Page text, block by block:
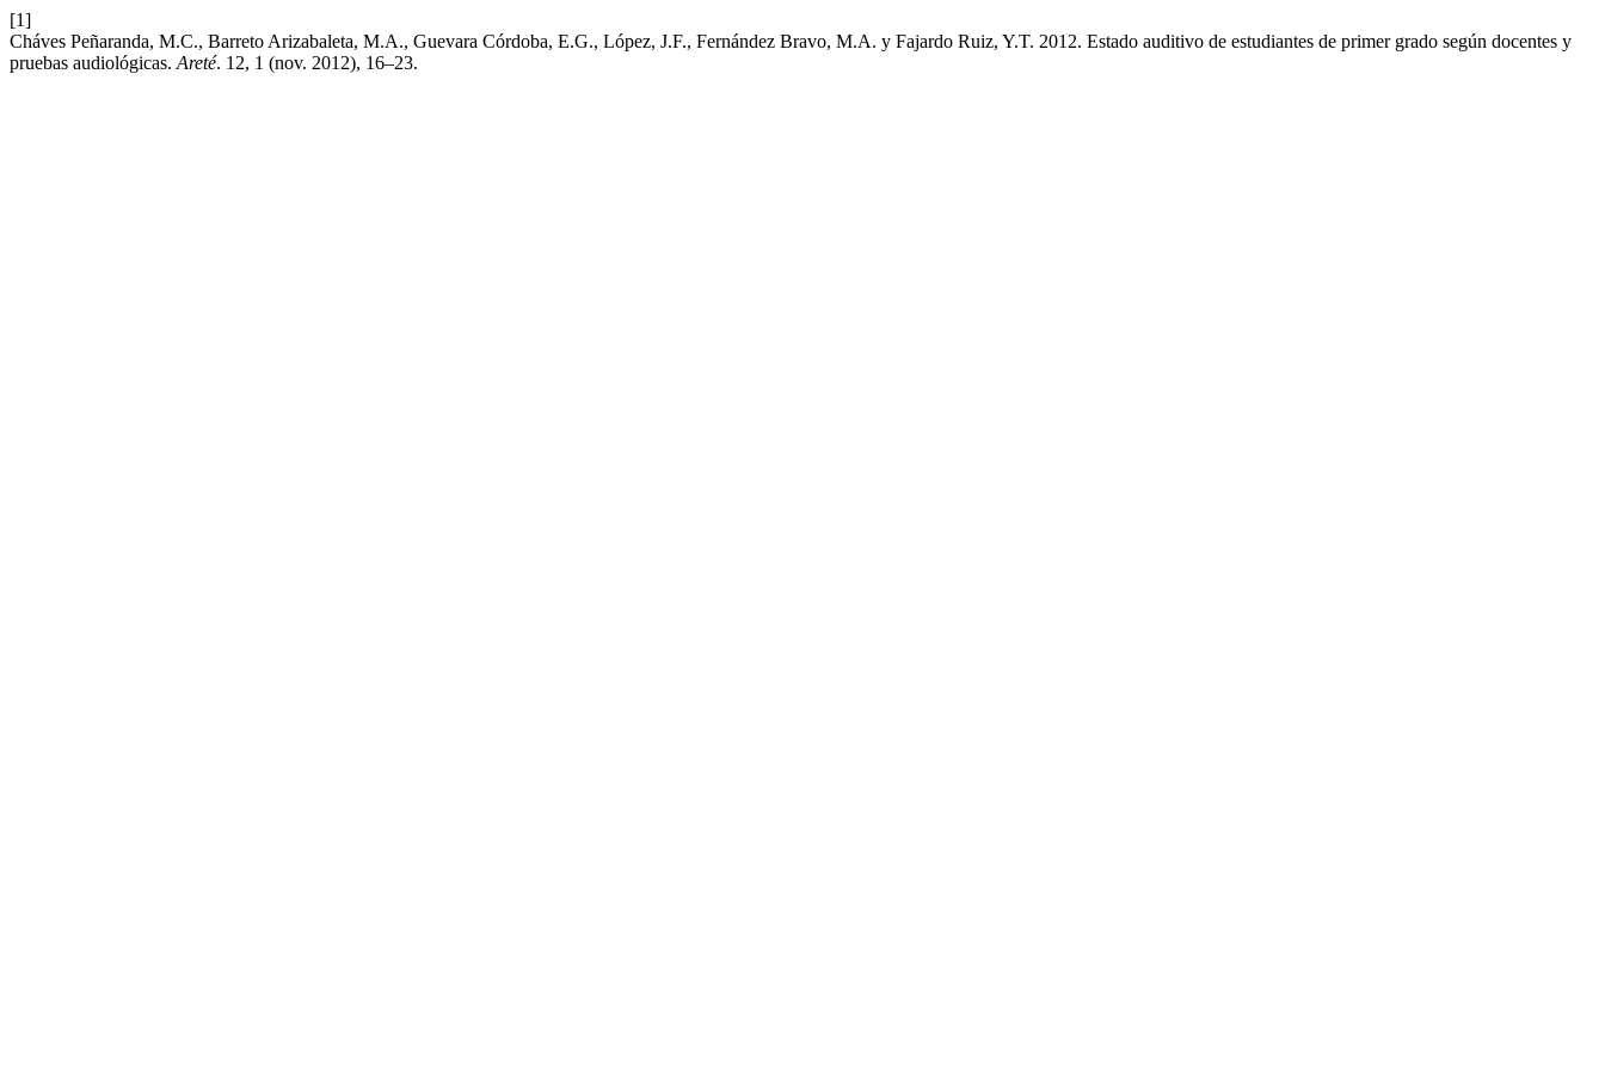
[1]
Cháves Peñaranda, M.C., Barreto Arizabaleta, M.A., Guevara Córdoba, E.G., López, J.F., Fernández Bravo, M.A. y Fajardo Ruiz, Y.T. 2012. Estado auditivo de estudiantes de primer grado según docentes y
pruebas audiológicas. Areté. 12, 1 (nov. 2012), 16–23.